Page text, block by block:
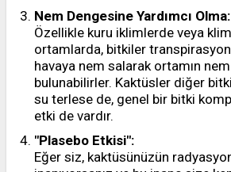
Nem Dengesine Yardımcı Olma:
Özellikle kuru iklimlerde veya
ortamlarda, bitkiler
havaya nem salarak ortamın
bulunabilirler. Kaktüsler diğer
su terlese de, genel bir bitki
etki de vardır.
"Plasebo Etkisi":
Eğer siz, kaktüsünüzün